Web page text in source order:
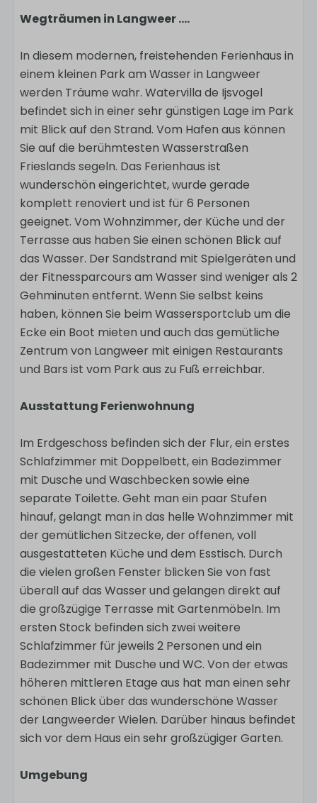
Wegträumen in Langweer ....
In diesem modernen, freistehenden Ferienhaus in
einem kleinen Park am Wasser in Langweer
werden Träume wahr. Watervilla de Ijsvogel
befindet sich in einer sehr günstigen Lage im Park
mit Blick auf den Strand. Vom Hafen aus können
Sie auf die berühmtesten Wasserstraßen
Frieslands segeln. Das Ferienhaus ist
wunderschön eingerichtet, wurde gerade
komplett renoviert und ist für 6 Personen
geeignet. Vom Wohnzimmer, der Küche und der
Terrasse aus haben Sie einen schönen Blick auf
das Wasser. Der Sandstrand mit Spielgeräten und
der Fitnessparcours am Wasser sind weniger als 2
Gehminuten entfernt. Wenn Sie selbst keins
haben, können Sie beim Wassersportclub um die
Ecke ein Boot mieten und auch das gemütliche
Zentrum von Langweer mit einigen Restaurants
und Bars ist vom Park aus zu Fuß erreichbar.
Ausstattung Ferienwohnung
Im Erdgeschoss befinden sich der Flur, ein erstes
Schlafzimmer mit Doppelbett, ein Badezimmer
mit Dusche und Waschbecken sowie eine
separate Toilette. Geht man ein paar Stufen
hinauf, gelangt man in das helle Wohnzimmer mit
der gemütlichen Sitzecke, der offenen, voll
ausgestatteten Küche und dem Esstisch. Durch
die vielen großen Fenster blicken Sie von fast
überall auf das Wasser und gelangen direkt auf
die großzügige Terrasse mit Gartenmöbeln. Im
ersten Stock befinden sich zwei weitere
Schlafzimmer für jeweils 2 Personen und ein
Badezimmer mit Dusche und WC. Von der etwas
höheren mittleren Etage aus hat man einen sehr
schönen Blick über das wunderschöne Wasser
der Langweerder Wielen. Darüber hinaus befindet
sich vor dem Haus ein sehr großzügiger Garten.
Umgebung